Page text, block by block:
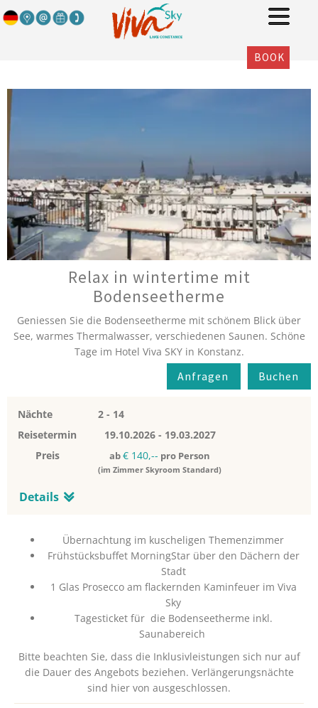
BOOK
Relax in wintertime mit
Bodenseetherme
Geniessen Sie die Bodenseetherme mit schönem Blick über
See, warmes Thermalwasser, verschiedenen Saunen. Schöne
Tage im Hotel Viva SKY in Konstanz.
Buchen
Anfragen
Nächte
2 - 14
Reisetermin
19.10.2026- 19.03.2027
Preis
ab€ 140,-- pro Person
(im Zimmer Skyroom Standard)
Details
Übernachtung im kuscheligen Themenzimmer
Frühstücksbuffet MorningStar über den Dächern der
Stadt
1 Glas Prosecco am flackernden Kaminfeuer im Viva
Sky
Tagesticket für die Bodenseetherme inkl.
Saunabereich
Bitte beachten Sie, dass die Inklusivleistungen sich nur auf
die Dauer des Angebots beziehen. Verlängerungsnächte
sind hier von ausgeschlossen.